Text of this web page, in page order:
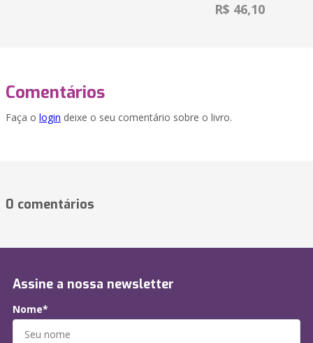
R$ 46,10
Comentários
Faça o login deixe o seu comentário sobre o livro.
0 comentários
Assine a nossa newsletter
Nome*